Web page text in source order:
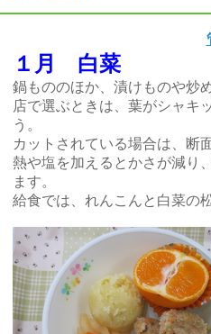
１月 白菜
鍋もののほか、漬けものや炒
店で選ぶときは、葉がシャキ
う。
カットされている場合は、断
熱や塩を加えるとかさが減り
ます。
給食では、れんこんと白菜の